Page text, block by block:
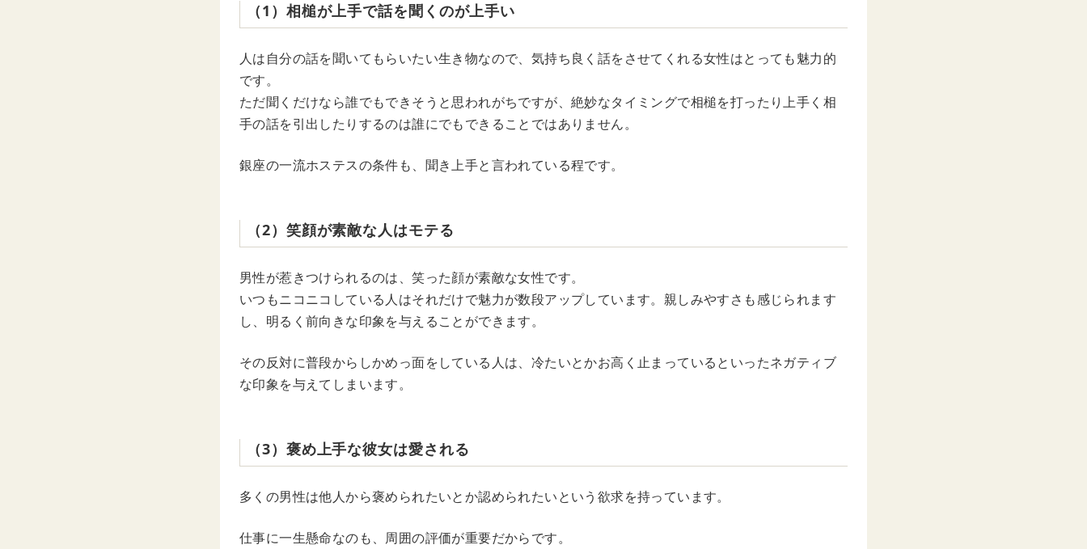
（1）相槌が上手で話を聞くのが上手い
人は自分の話を聞いてもらいたい生き物なので、気持ち良く話をさせてくれる女性はとっても魅力的
です。
ただ聞くだけなら誰でもできそうと思われがちですが、絶妙なタイミングで相槌を打ったり上手く相
手の話を引出したりするのは誰にでもできることではありません。
銀座の一流ホステスの条件も、聞き上手と言われている程です。
（2）笑顔が素敵な人はモテる
男性が惹きつけられるのは、笑った顔が素敵な女性です。
いつもニコニコしている人はそれだけで魅力が数段アップしています。親しみやすさも感じられます
し、明るく前向きな印象を与えることができます。
その反対に普段からしかめっ面をしている人は、冷たいとかお高く止まっているといったネガティブ
な印象を与えてしまいます。
（3）褒め上手な彼女は愛される
多くの男性は他人から褒められたいとか認められたいという欲求を持っています。
仕事に一生懸命なのも、周囲の評価が重要だからです。